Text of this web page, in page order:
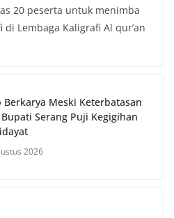
20 peserta untuk menimba
Lembaga Kaligrafi Al qur’an
Berkarya Meski Keterbatasan
Bupati Serang Puji Kegigihan
2026